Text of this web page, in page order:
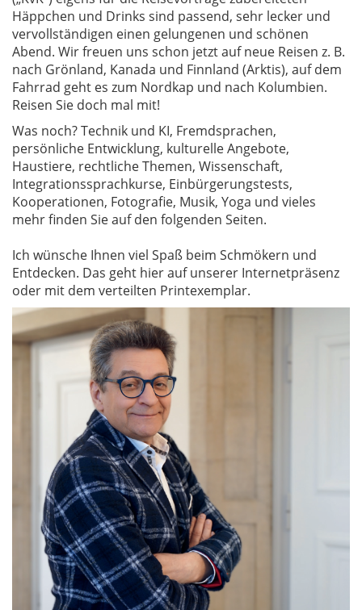
Häppchen und Drinks sind passend, sehr lecker und
vervollständigen einen gelungenen und schönen
Abend. Wir freuen uns schon jetzt auf neue Reisen z. B.
nach Grönland, Kanada und Finnland (Arktis), auf dem
Fahrrad geht es zum Nordkap und nach Kolumbien.
Reisen Sie doch mal mit!
Was noch? Technik und KI, Fremdsprachen,
persönliche Entwicklung, kulturelle Angebote,
Haustiere, rechtliche Themen, Wissenschaft,
Integrationssprachkurse, Einbürgerungstests,
Kooperationen, Fotografie, Musik, Yoga und vieles
mehr finden Sie auf den folgenden Seiten.
Ich wünsche Ihnen viel Spaß beim Schmökern und
Entdecken. Das geht hier auf unserer Internetpräsenz
oder mit dem verteilten Printexemplar.